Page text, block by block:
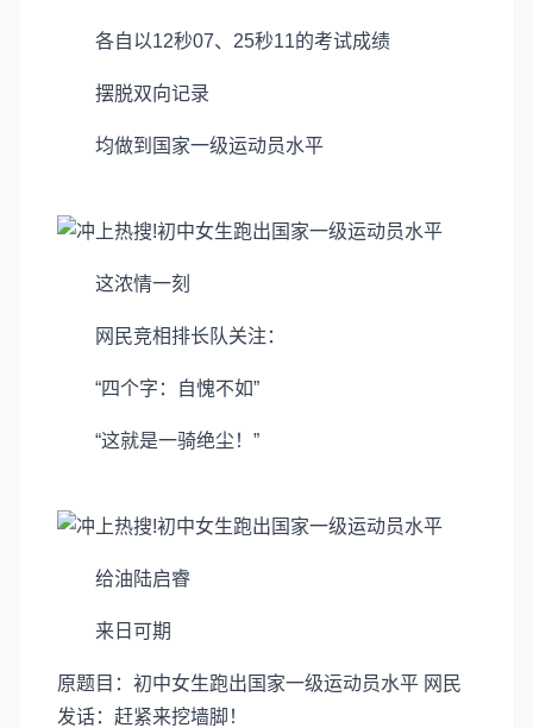
各自以12秒07、25秒11的考试成绩
摆脱双向记录
均做到国家一级运动员水平
这浓情一刻
网民竞相排长队关注：
“四个字：自愧不如”
“这就是一骑绝尘！”
给油陆启睿
来日可期
原题目：初中女生跑出国家一级运动员水平 网民
发话：赶紧来挖墙脚！